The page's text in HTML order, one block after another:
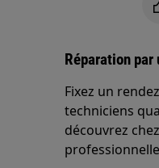
Réparation par
Fixez un
techniciens
découvrez